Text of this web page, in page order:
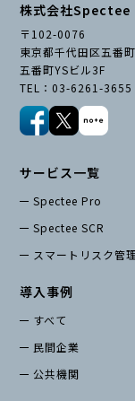
株式会社Spectee
〒102-0076
東京都千代田区五番
五番町YSビル3F
TEL：03-6261-3655
サービス一覧
Spectee Pro
Spectee SCR
スマートリスク管理
導入事例
すべて
民間企業
公共機関